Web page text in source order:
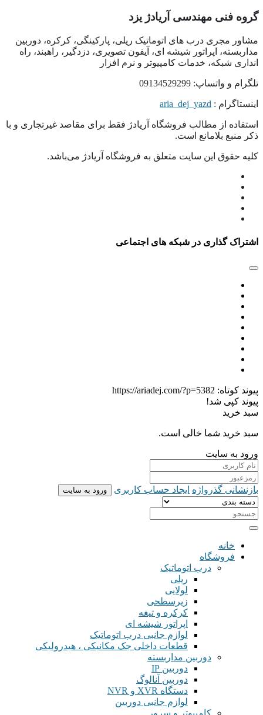
گروه فنی مهندسی آریادژ یزد
مشاور مجری درب های اتوماتیک ریلی، پارکینگی، کرکره، دوربین
مداربسته، اپراتور شیشه ای، آیفون تصویری، دزدگیر، راهبند، راه
انداری شبکه، خدمات کامپیوتر و نرم افزار
تلگرام و واتساپ: 09134529299
اینستاگرام : aria_dej_yazd
استفاده از مطالب فروشگاه آریادژ فقط برای مقاصد غیرتجاری و با
ذکر منبع بلامانع است.
کلیه حقوق این سایت متعلق به فروشگاه آریادژ می‌باشد.
اشتراک گذاری در شبکه های اجتماعی
پیوند کوتاه: https://ariadej.com/?p=5382
پیوند کپی شد!
سبد خرید
سبد خرید شما خالی است.
ورود به سایت
بازنشانی گذرواژه ایجاد حساب کاربری ورود به سایت
خانه
فروشگاه
درب اتوماتیک
ریلی
لولایی
زیرسطحی
کرکره و تیغه
اپراتور شیشه ای
لوازم جانبی درب اتوماتیک
قطعات داخلی جک مکانیکی ، هیدرولیکی
دوربین مداربسته
دوربین IP
دوربین آنالوگ
دستگاه XVR و NVR
لوازم جانبی دوربین
کامپیوتر و سرور